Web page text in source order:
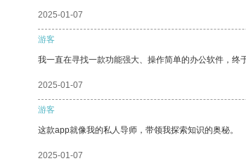
2025-01-07
游客
我一直在寻找一款功能强大、操作简单的办公软件，终
2025-01-07
游客
这款app就像我的私人导师，带领我探索知识的奥秘。
2025-01-07